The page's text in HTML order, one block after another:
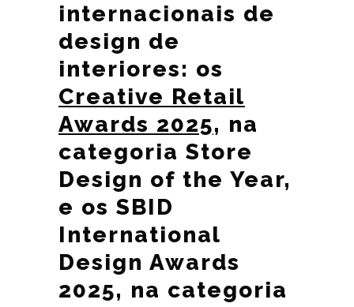
internacionais de
design de
interiores: os
Creative Retail
Awards 2025, na
categoria Store
Design of the Year,
e os SBID
International
Design Awards
2025, na categoria